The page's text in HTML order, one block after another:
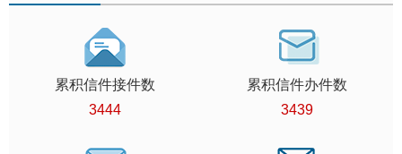
累积信件接件数
3444
累积信件办件数
3439